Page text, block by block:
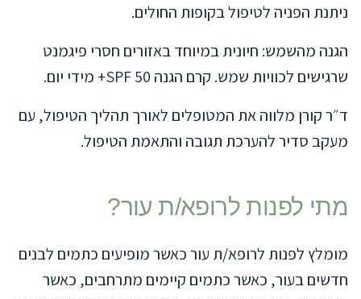
ניתנת הפניה לטיפול בקופות החולים.
הגנה מהשמש: חיונית במיוחד באזורים חסרי פיגמנט
שרגישים לכוויות שמש. קרם הגנה SPF 50+ מידי יום.
ד״ר קורן מלווה את המטופלים לאורך תהליך הטיפול, עם
מעקב סדיר להערכת תגובה והתאמת הטיפול.
מתי לפנות לרופא/ת עור?
מומלץ לפנות לרופא/ת עור כאשר מופיעים כתמים לבנים
חדשים בעור, כאשר כתמים קיימים מתרחבים, כאשר